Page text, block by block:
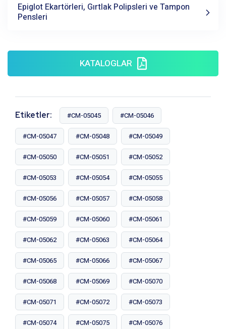
Epiglot Ekartörleri, Gırtlak Polipsleri ve Tampon
Pensleri
KATALOGLAR
Etiketler: #CM-05045 #CM-05046
#CM-05047 #CM-05048 #CM-05049
#CM-05050 #CM-05051 #CM-05052
#CM-05053 #CM-05054 #CM-05055
#CM-05056 #CM-05057 #CM-05058
#CM-05059 #CM-05060 #CM-05061
#CM-05062 #CM-05063 #CM-05064
#CM-05065 #CM-05066 #CM-05067
#CM-05068 #CM-05069 #CM-05070
#CM-05071 #CM-05072 #CM-05073
#CM-05074 #CM-05075 #CM-05076